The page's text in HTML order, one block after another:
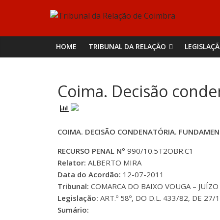
Tribunal
da
de
Coimbra
HOME TRIBUNAL DA RELAÇÃO
Coima. Decisão
COIMA. DECISÃO CONDENATÓRIA.
RECURSO PENAL Nº 990/10.5T2OBR.C1
Relator: ALBERTO MIRA
Data do Acordão: 12-07-2011
Tribunal: COMARCA DO BAIXO VOUGA –
Legislação: ART.º 58º, DO D.L. 433/82, DE 27/
Sumário: